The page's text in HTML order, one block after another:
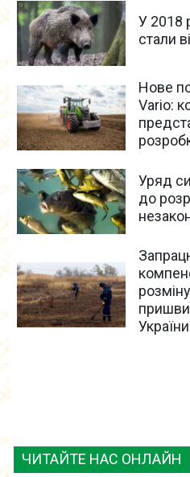
ЧИТАЙТЕ НАС ОНЛАЙН
У 2018
стали
Нове
Vario:
Уряд
до
України